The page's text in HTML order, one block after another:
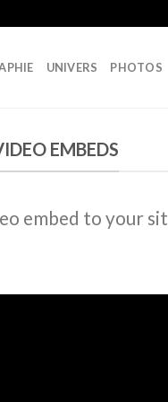
UNIVERS PHOTOS
EMBEDS
embed to your